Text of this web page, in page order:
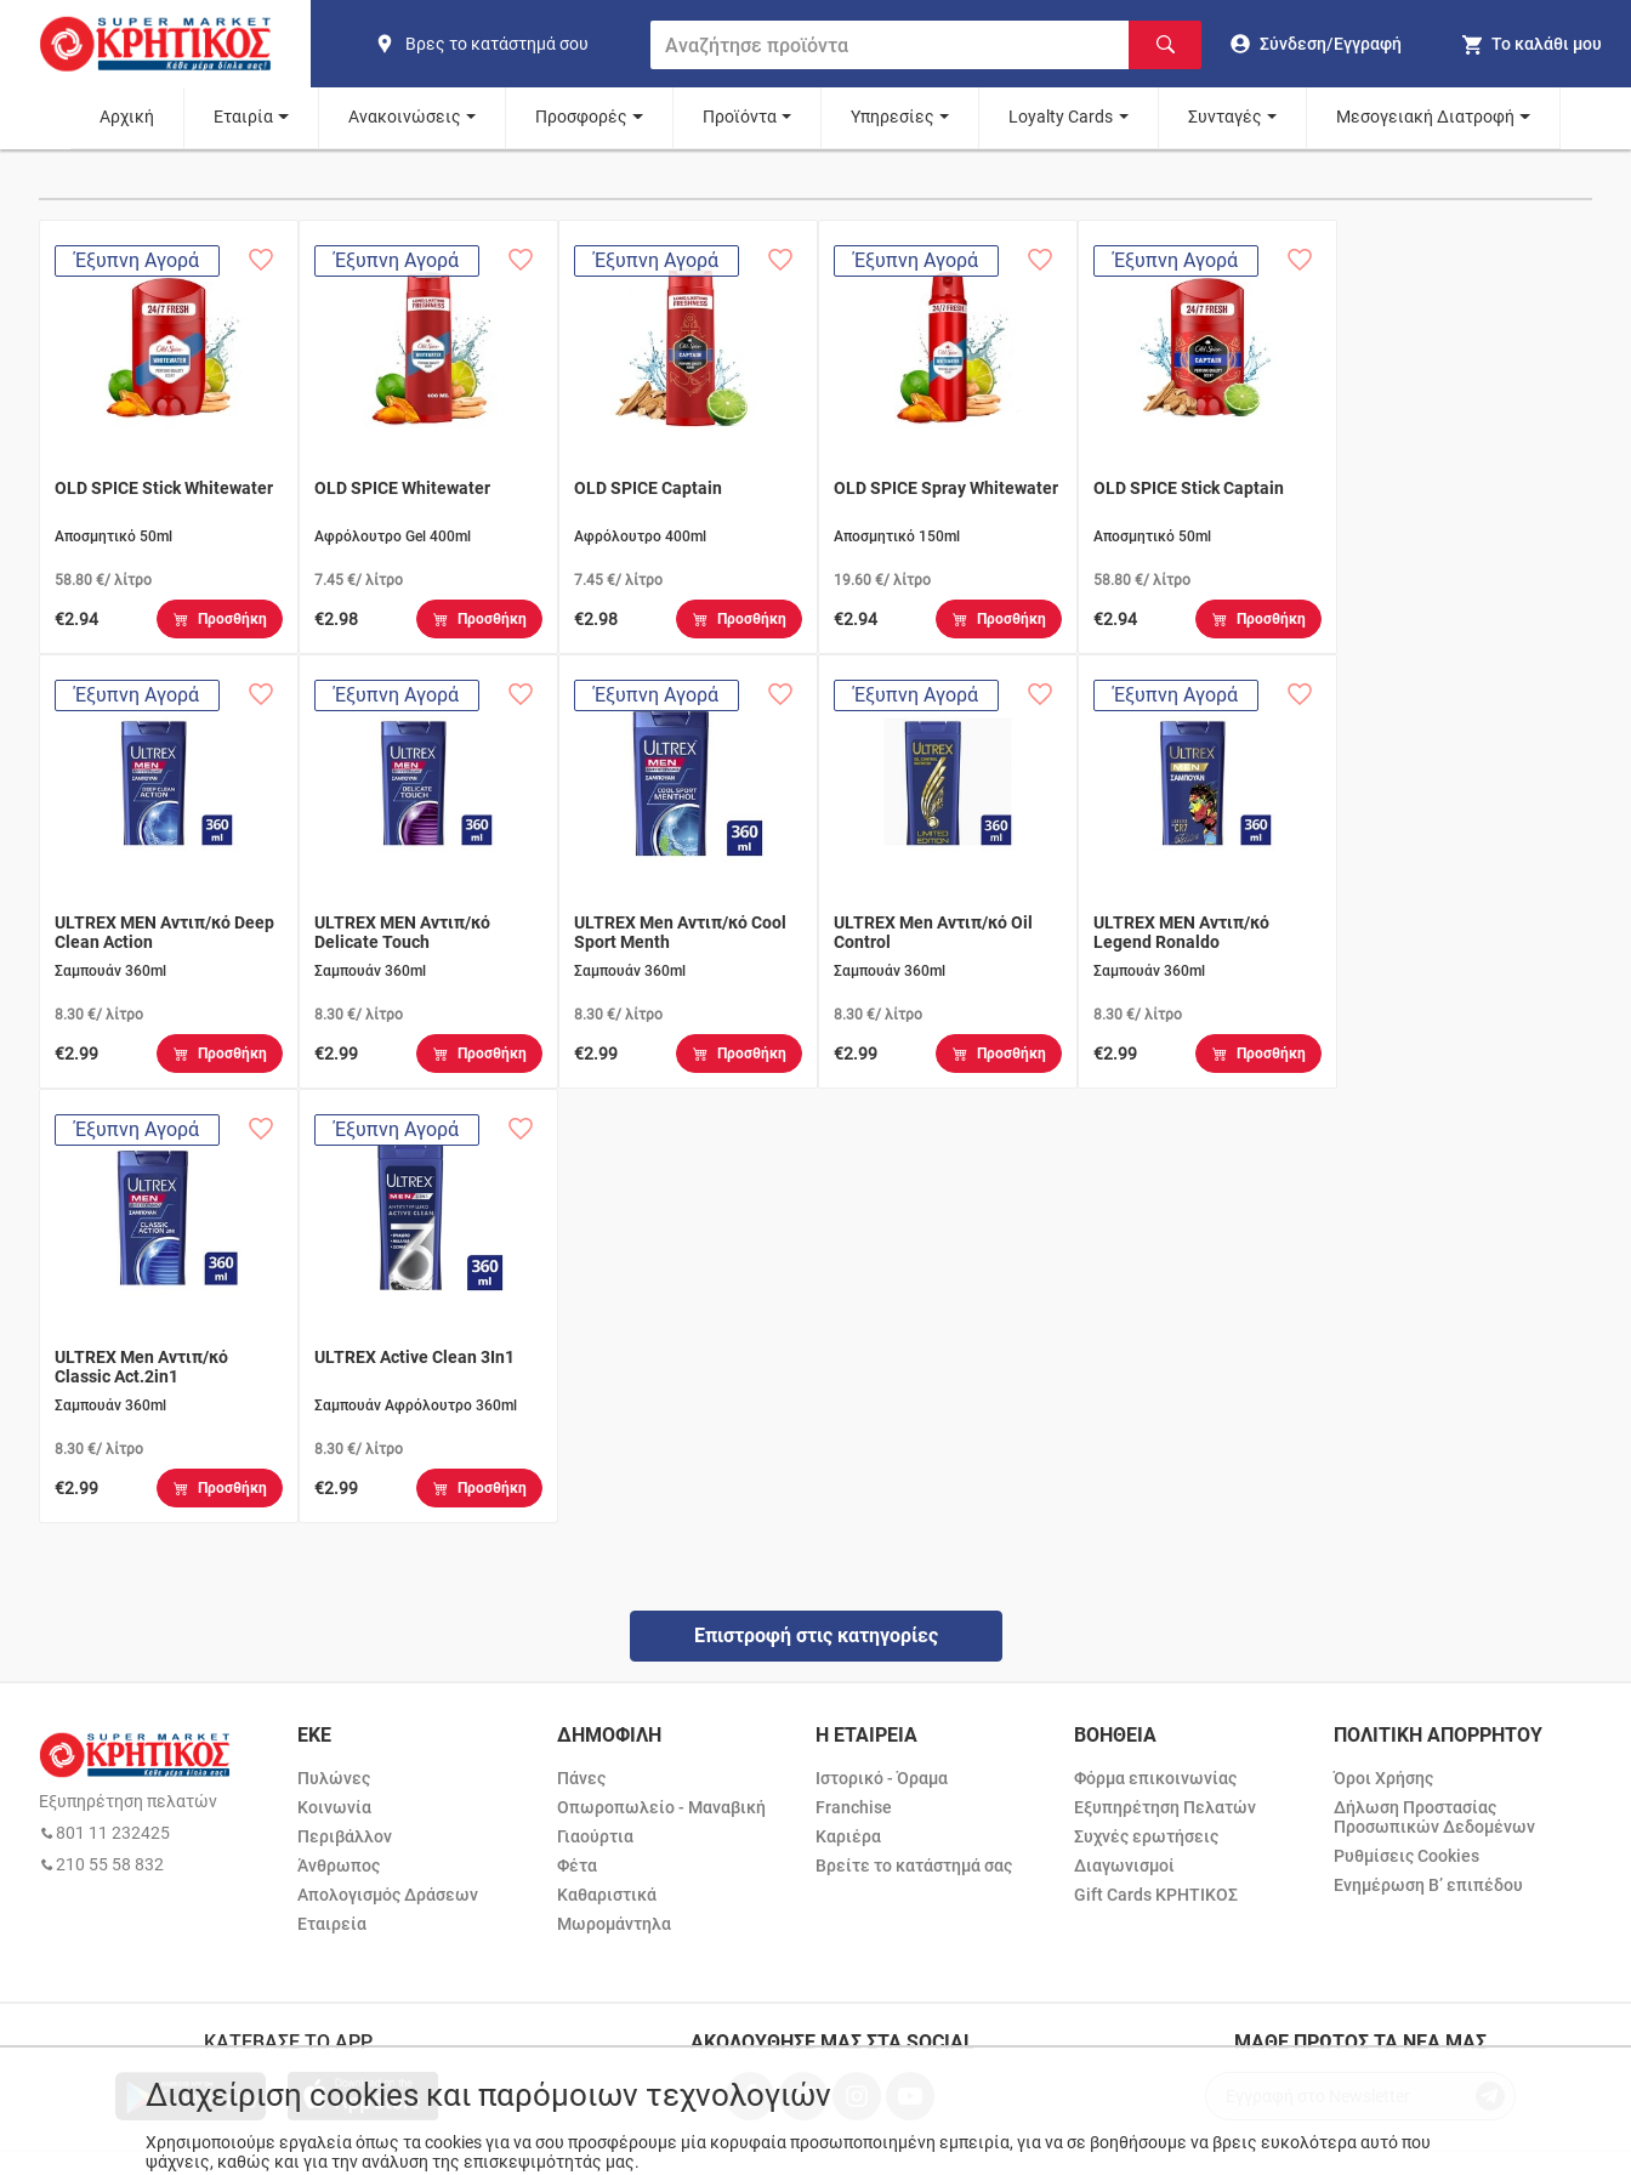
Βρες το κατάστημά σου Σύνδεση/Εγγραφή Το καλάθι μου
Αρχική Εταιρία Ανακοινώσεις Προσφορές Προϊόντα Υπηρεσίες Loyalty Cards Συνταγές Μεσογειακή Διατροφή
Έξυπνη Αγορά
OLD SPICE Stick Whitewater
Αποσμητικό 50ml
58.80 €/ λίτρο
€2.94 Προσθήκη
Έξυπνη Αγορά
OLD SPICE Whitewater
Αφρόλουτρο Gel 400ml
7.45 €/ λίτρο
€2.98 Προσθήκη
Έξυπνη Αγορά
OLD SPICE Captain
Αφρόλουτρο 400ml
7.45 €/ λίτρο
€2.98 Προσθήκη
Έξυπνη Αγορά
OLD SPICE Spray Whitewater
Αποσμητικό 150ml
19.60 €/ λίτρο
€2.94 Προσθήκη
Έξυπνη Αγορά
OLD SPICE Stick Captain
Αποσμητικό 50ml
58.80 €/ λίτρο
€2.94 Προσθήκη
Έξυπνη Αγορά
ULTREX MEN Αντιπ/κό Deep
Clean Action
Σαμπουάν 360ml
8.30 €/ λίτρο
€2.99 Προσθήκη
Έξυπνη Αγορά
ULTREX MEN Αντιπ/κό
Delicate Touch
Σαμπουάν 360ml
8.30 €/ λίτρο
€2.99 Προσθήκη
Έξυπνη Αγορά
ULTREX Men Αντιπ/κό Cool
Sport Menth
Σαμπουάν 360ml
8.30 €/ λίτρο
€2.99 Προσθήκη
Έξυπνη Αγορά
ULTREX Men Αντιπ/κό Oil
Control
Σαμπουάν 360ml
8.30 €/ λίτρο
€2.99 Προσθήκη
Έξυπνη Αγορά
ULTREX MEN Αντιπ/κό
Legend Ronaldo
Σαμπουάν 360ml
8.30 €/ λίτρο
€2.99 Προσθήκη
Έξυπνη Αγορά
ULTREX Men Αντιπ/κό
Classic Act.2in1
Σαμπουάν 360ml
8.30 €/ λίτρο
€2.99 Προσθήκη
Έξυπνη Αγορά
ULTREX Active Clean 3In1
Σαμπουάν Αφρόλουτρο 360ml
8.30 €/ λίτρο
€2.99 Προσθήκη
Επιστροφή στις κατηγορίες
Εξυπηρέτηση πελατών
801 11 232425
210 55 58 832
ΕΚΕ
Πυλώνες
Κοινωνία
Περιβάλλον
Άνθρωπος
Απολογισμός Δράσεων
Εταιρεία
ΔΗΜΟΦΙΛΗ
Πάνες
Οπωροπωλείο - Μαναβική
Γιαούρτια
Φέτα
Καθαριστικά
Μωρομάντηλα
Η ΕΤΑΙΡΕΙΑ
Ιστορικό - Όραμα
Franchise
Καριέρα
Βρείτε το κατάστημά σας
ΒΟΗΘΕΙΑ
Φόρμα επικοινωνίας
Εξυπηρέτηση Πελατών
Συχνές ερωτήσεις
Διαγωνισμοί
Gift Cards ΚΡΗΤΙΚΟΣ
ΠΟΛΙΤΙΚΗ ΑΠΟΡΡΗΤΟΥ
Όροι Χρήσης
Δήλωση Προστασίας
Προσωπικών Δεδομένων
Ρυθμίσεις Cookies
Ενημέρωση Β’ επιπέδου
ΚΑΤΕΒΑΣΕ ΤΟ APP ΑΚΟΛΟΥΘΗΣΕ ΜΑΣ ΣΤΑ SOCIAL ΜΑΘΕ ΠΡΩΤΟΣ ΤΑ ΝΕΑ ΜΑΣ
Διαχείριση cookies και παρόμοιων τεχνολογιών
Χρησιμοποιούμε εργαλεία όπως τα cookies για να σου προσφέρουμε μία κορυφαία προσωποποιημένη εμπειρία, για να σε βοηθήσουμε να βρεις ευκολότερα αυτό που
ψάχνεις, καθώς και για την ανάλυση της επισκεψιμότητάς μας.